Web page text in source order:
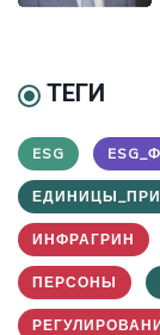
ТЕГИ
ESG
ИНФРАГРИН
ПЕРСОНЫ